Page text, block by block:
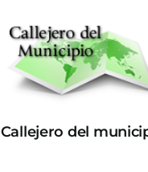
Callejero del